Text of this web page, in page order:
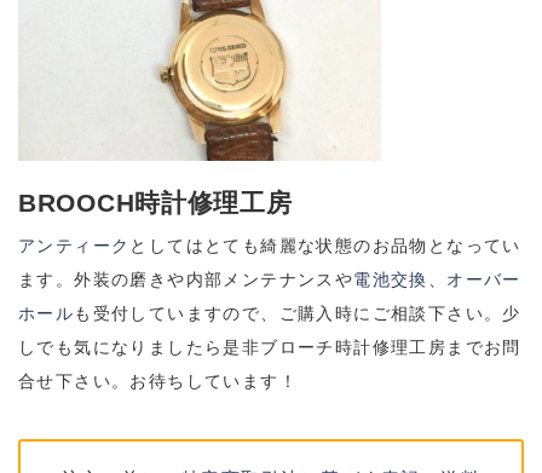
BROOCH時計修理工房
アンティーク としてはとても綺麗な状態のお品物となってい
ます。外装の磨きや内部メンテナンスや電池交換
オーバー
ホールも受付していますので、ご購入時にご相談下さい。少
しでも気になりましたら是非ブローチ時計修理工房までお問
合せ下さい。お待ちしています！